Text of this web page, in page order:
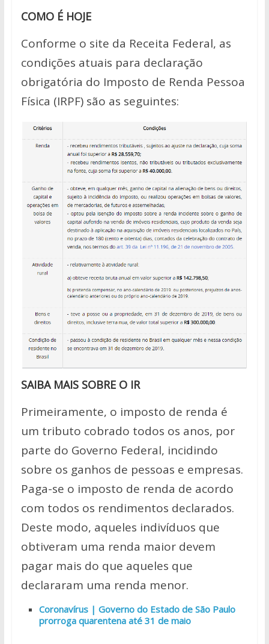
COMO É HOJE
Conforme o site da Receita Federal, as
condições atuais para declaração
obrigatória do Imposto de Renda Pessoa
Física (IRPF) são as seguintes:
SAIBA MAIS SOBRE O IR
Primeiramente, o imposto de renda é
um tributo cobrado todos os anos, por
parte do Governo Federal, incidindo
sobre os ganhos de pessoas e empresas.
Paga-se o imposto de renda de acordo
com todos os rendimentos declarados.
Deste modo, aqueles indivíduos que
obtiveram uma renda maior devem
pagar mais do que aqueles que
declararam uma renda menor.
Coronavírus | Governo do Estado de São Paulo
prorroga quarentena até 31 de maio